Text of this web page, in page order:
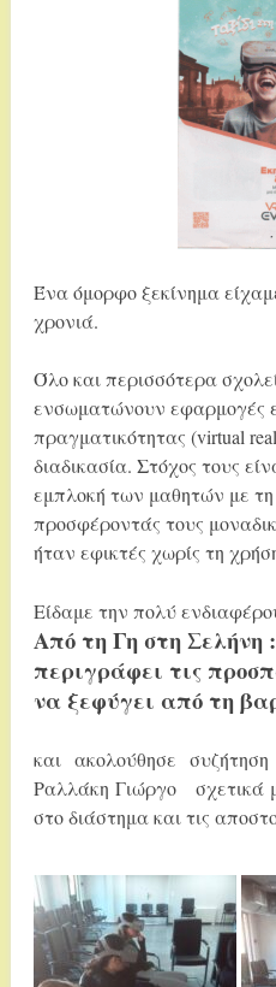
Ένα όμορφο ξεκίνημα
χρονιά.
Όλο και περισσότερα
ενσωματώνουν εφαρμογές
πραγματικότητας (virtual
διαδικασία. Στόχος τους
εμπλοκή των μαθητών με τη
προσφέροντάς τους
ήταν εφικτές χωρίς τη
Είδαμε την πολύ
Από τη Γη στη
περιγράφει τις
να ξεφύγει από τη
και ακολούθησε
Ραλλάκη Γιώργο σχετικά
στο διάστημα και τις